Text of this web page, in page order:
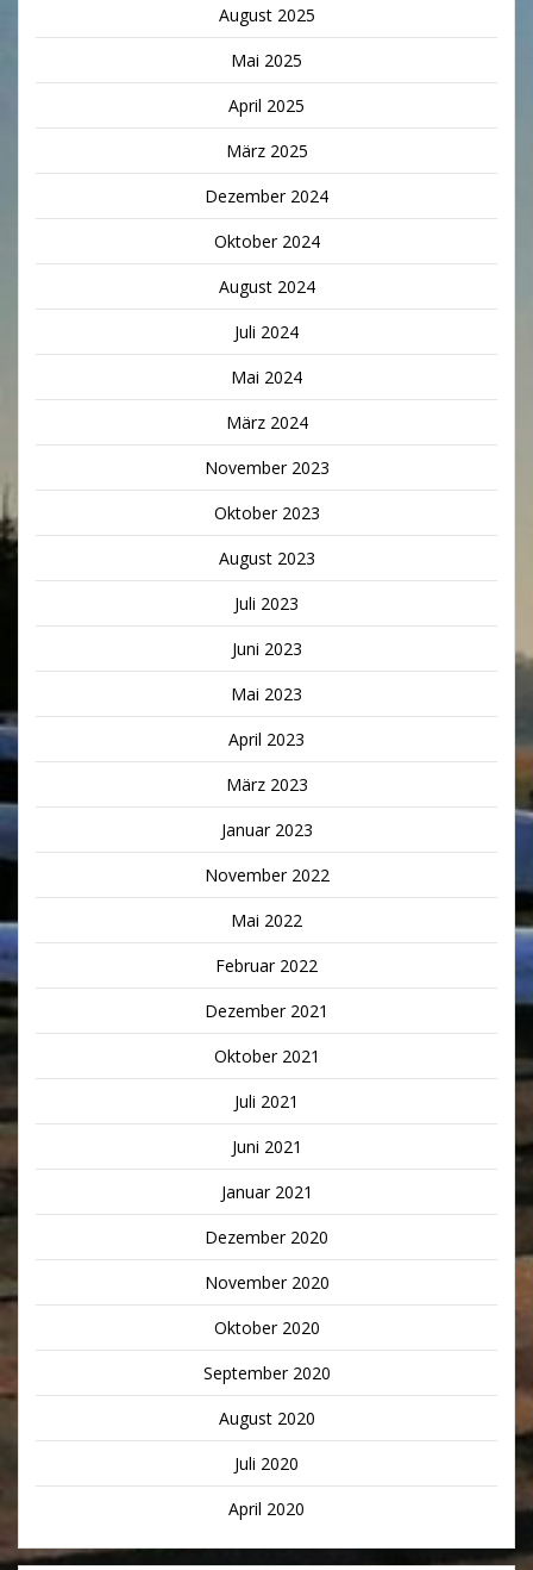
August 2025
Mai 2025
April 2025
März 2025
Dezember 2024
Oktober 2024
August 2024
Juli 2024
Mai 2024
März 2024
November 2023
Oktober 2023
August 2023
Juli 2023
Juni 2023
Mai 2023
April 2023
März 2023
Januar 2023
November 2022
Mai 2022
Februar 2022
Dezember 2021
Oktober 2021
Juli 2021
Juni 2021
Januar 2021
Dezember 2020
November 2020
Oktober 2020
September 2020
August 2020
Juli 2020
April 2020